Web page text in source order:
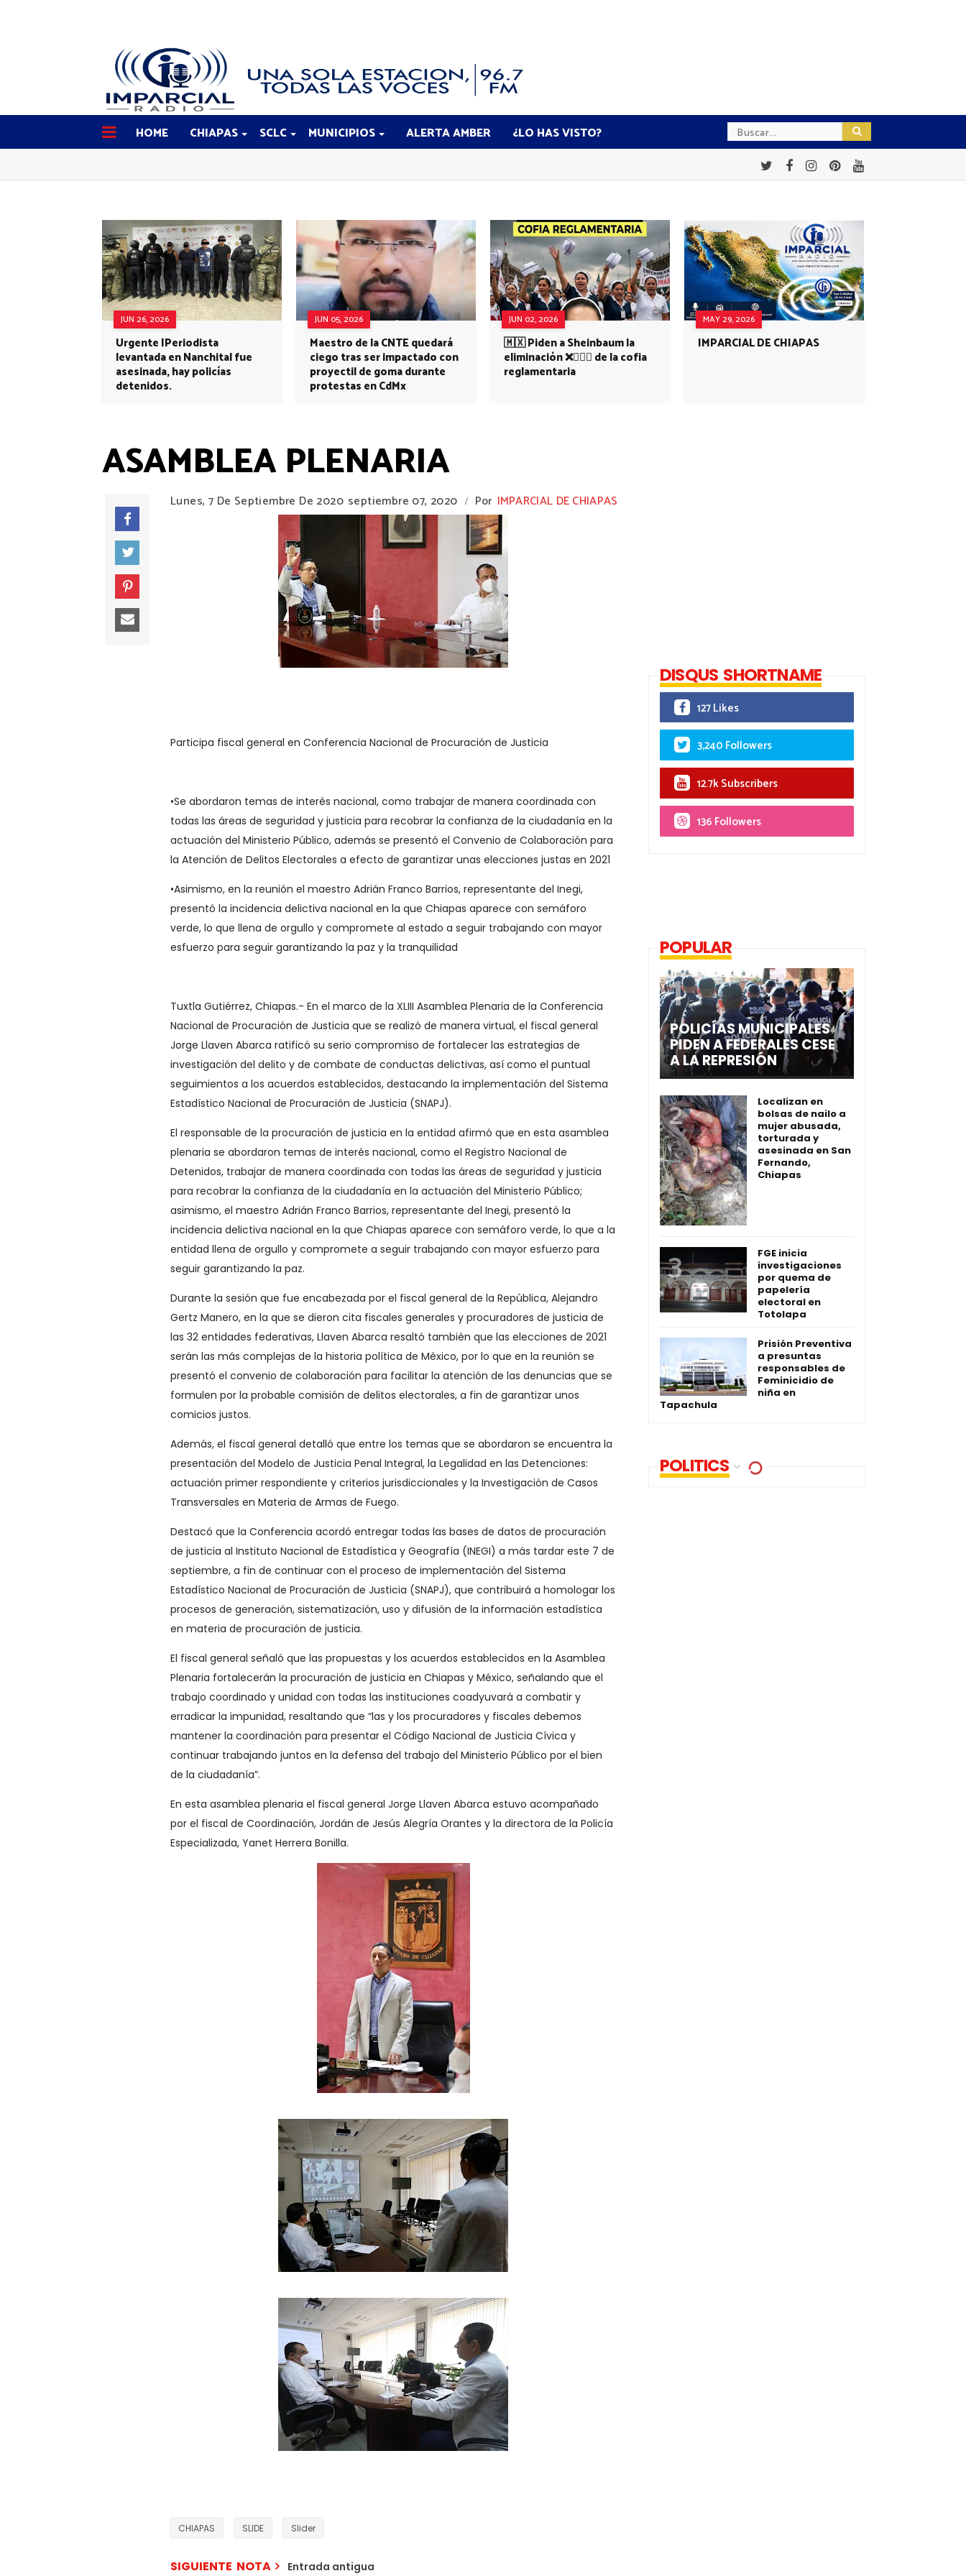
HOME CHIAPAS SCLC MUNICIPIOS ALERTA AMBER ¿LO HAS VISTO?
JUN 26, 2026
Urgente |Periodista
levantada en Nanchital fue
asesinada, hay policías
detenidos.
JUN 05, 2026
Maestro de la CNTE quedará
ciego tras ser impactado con
proyectil de goma durante
protestas en CdMx
JUN 02, 2026
🇲🇽 Piden a Sheinbaum la
eliminación ❌👩🏻‍⚕️ de la cofia
reglamentaria
MAY 29, 2026
IMPARCIAL DE CHIAPAS
ASAMBLEA PLENARIA
Lunes, 7 De Septiembre De 2020 septiembre 07, 2020 / Por IMPARCIAL DE CHIAPAS
Participa fiscal general en Conferencia Nacional de Procuración de Justicia
•​Se abordaron temas de interés nacional, como trabajar de manera coordinada con
todas las áreas de seguridad y justicia para recobrar la confianza de la ciudadanía en la
actuación del Ministerio Público, además se presentó el Convenio de Colaboración para
la Atención de Delitos Electorales a efecto de garantizar unas elecciones justas en 2021
•​Asimismo, en la reunión el maestro Adrián Franco Barrios, representante del Inegi,
presentó la incidencia delictiva nacional en la que Chiapas aparece con semáforo
verde, lo que llena de orgullo y compromete al estado a seguir trabajando con mayor
esfuerzo para seguir garantizando la paz y la tranquilidad​
Tuxtla Gutiérrez, Chiapas.- En el marco de la XLIII Asamblea Plenaria de la Conferencia
Nacional de Procuración de Justicia que se realizó de manera virtual, el fiscal general
Jorge Llaven Abarca ratificó su serio compromiso de fortalecer las estrategias de
investigación del delito y de combate de conductas delictivas, así como el puntual
seguimientos a los acuerdos establecidos, destacando la implementación del Sistema
Estadístico Nacional de Procuración de Justicia (SNAPJ).
El responsable de la procuración de justicia en la entidad afirmó que en esta asamblea
plenaria se abordaron temas de interés nacional, como el Registro Nacional de
Detenidos, trabajar de manera coordinada con todas las áreas de seguridad y justicia
para recobrar la confianza de la ciudadanía en la actuación del Ministerio Público;
asimismo, el maestro Adrián Franco Barrios, representante del Inegi, presentó la
incidencia delictiva nacional en la que Chiapas aparece con semáforo verde, lo que a la
entidad llena de orgullo y compromete a seguir trabajando con mayor esfuerzo para
seguir garantizando la paz.​
Durante la sesión que fue encabezada por el fiscal general de la República, Alejandro
Gertz Manero, en la que se dieron cita fiscales generales y procuradores de justicia de
las 32 entidades federativas, Llaven Abarca resaltó también que las elecciones de 2021
serán las más complejas de la historia política de México, por lo que en la reunión se
presentó el convenio de colaboración para facilitar la atención de las denuncias que se
formulen por la probable comisión de delitos electorales, a fin de garantizar unos
comicios justos.
Además, el fiscal general detalló que entre los temas que se abordaron se encuentra la
presentación del Modelo de Justicia Penal Integral, la Legalidad en las Detenciones:
actuación primer respondiente y criterios jurisdiccionales y la Investigación de Casos
Transversales en Materia de Armas de Fuego.
Destacó que la Conferencia acordó entregar todas las bases de datos de procuración
de justicia al Instituto Nacional de Estadística y Geografía (INEGI) a más tardar este 7 de
septiembre, a fin de continuar con el proceso de implementación del Sistema
Estadístico Nacional de Procuración de Justicia (SNAPJ), que contribuirá a homologar los
procesos de generación, sistematización, uso y difusión de la información estadística
en materia de procuración de justicia.
El fiscal general señaló que las propuestas y los acuerdos establecidos en la Asamblea
Plenaria fortalecerán la procuración de justicia en Chiapas y México, señalando que el
trabajo coordinado y unidad con todas las instituciones coadyuvará a combatir y
erradicar la impunidad, resaltando que “las y los procuradores y fiscales debemos
mantener la coordinación para presentar el Código Nacional de Justicia Cívica y
continuar trabajando juntos en la defensa del trabajo del Ministerio Público por el bien
de la ciudadanía”.
En esta asamblea plenaria el fiscal general Jorge Llaven Abarca estuvo acompañado
por el fiscal de Coordinación, Jordán de Jesús Alegría Orantes y la directora de la Policía
Especializada, Yanet Herrera Bonilla.
CHIAPAS SLIDE Slider
SIGUIENTE NOTA Entrada antigua
DISQUS SHORTNAME
127 Likes
3,240 Followers
12.7k Subscribers
136 Followers
POPULAR
POLICÍAS MUNICIPALES
PIDEN A FEDERALES CESE
A LA REPRESIÓN
Localizan en
bolsas de nailo a
mujer abusada,
torturada y
asesinada en San
Fernando,
Chiapas
FGE inicia
investigaciones
por quema de
papelería
electoral en
Totolapa
Prisión Preventiva
a presuntas
responsables de
Feminicidio de
niña en
Tapachula
POLITICS